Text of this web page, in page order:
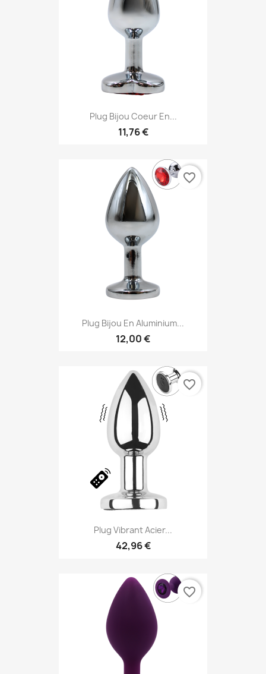
Plug Bijou Coeur En...
11,76 €
Plug Bijou En Aluminium...
12,00 €
favorite_border
Plug Vibrant Acier...
42,96 €
favorite_border
favorite_border